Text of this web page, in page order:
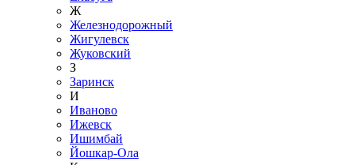
Ж
Железнодорожный
Жигулевск
Жуковский
З
Заринск
И
Иваново
Ижевск
Ишимбай
Йошкар-Ола